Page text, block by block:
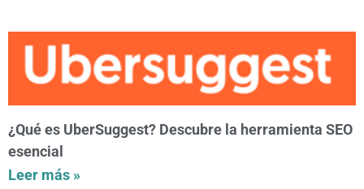
¿Qué es UberSuggest? Descubre la herramienta SEO
esencial
Leer más »